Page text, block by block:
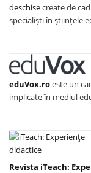
deschisecreate de
specialiști în științele
eduVox.roeste un
implicate în mediul
Revista iTeach: